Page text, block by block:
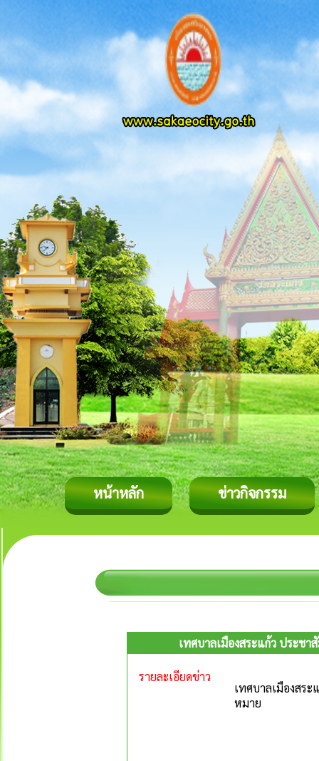
หน้าหลัก ข่าวกิจกรรม
เทศบาลเมืองสระแก้ว ประช
รายละเอียดข่าว
เทศบาลเมืองสร
หมาย